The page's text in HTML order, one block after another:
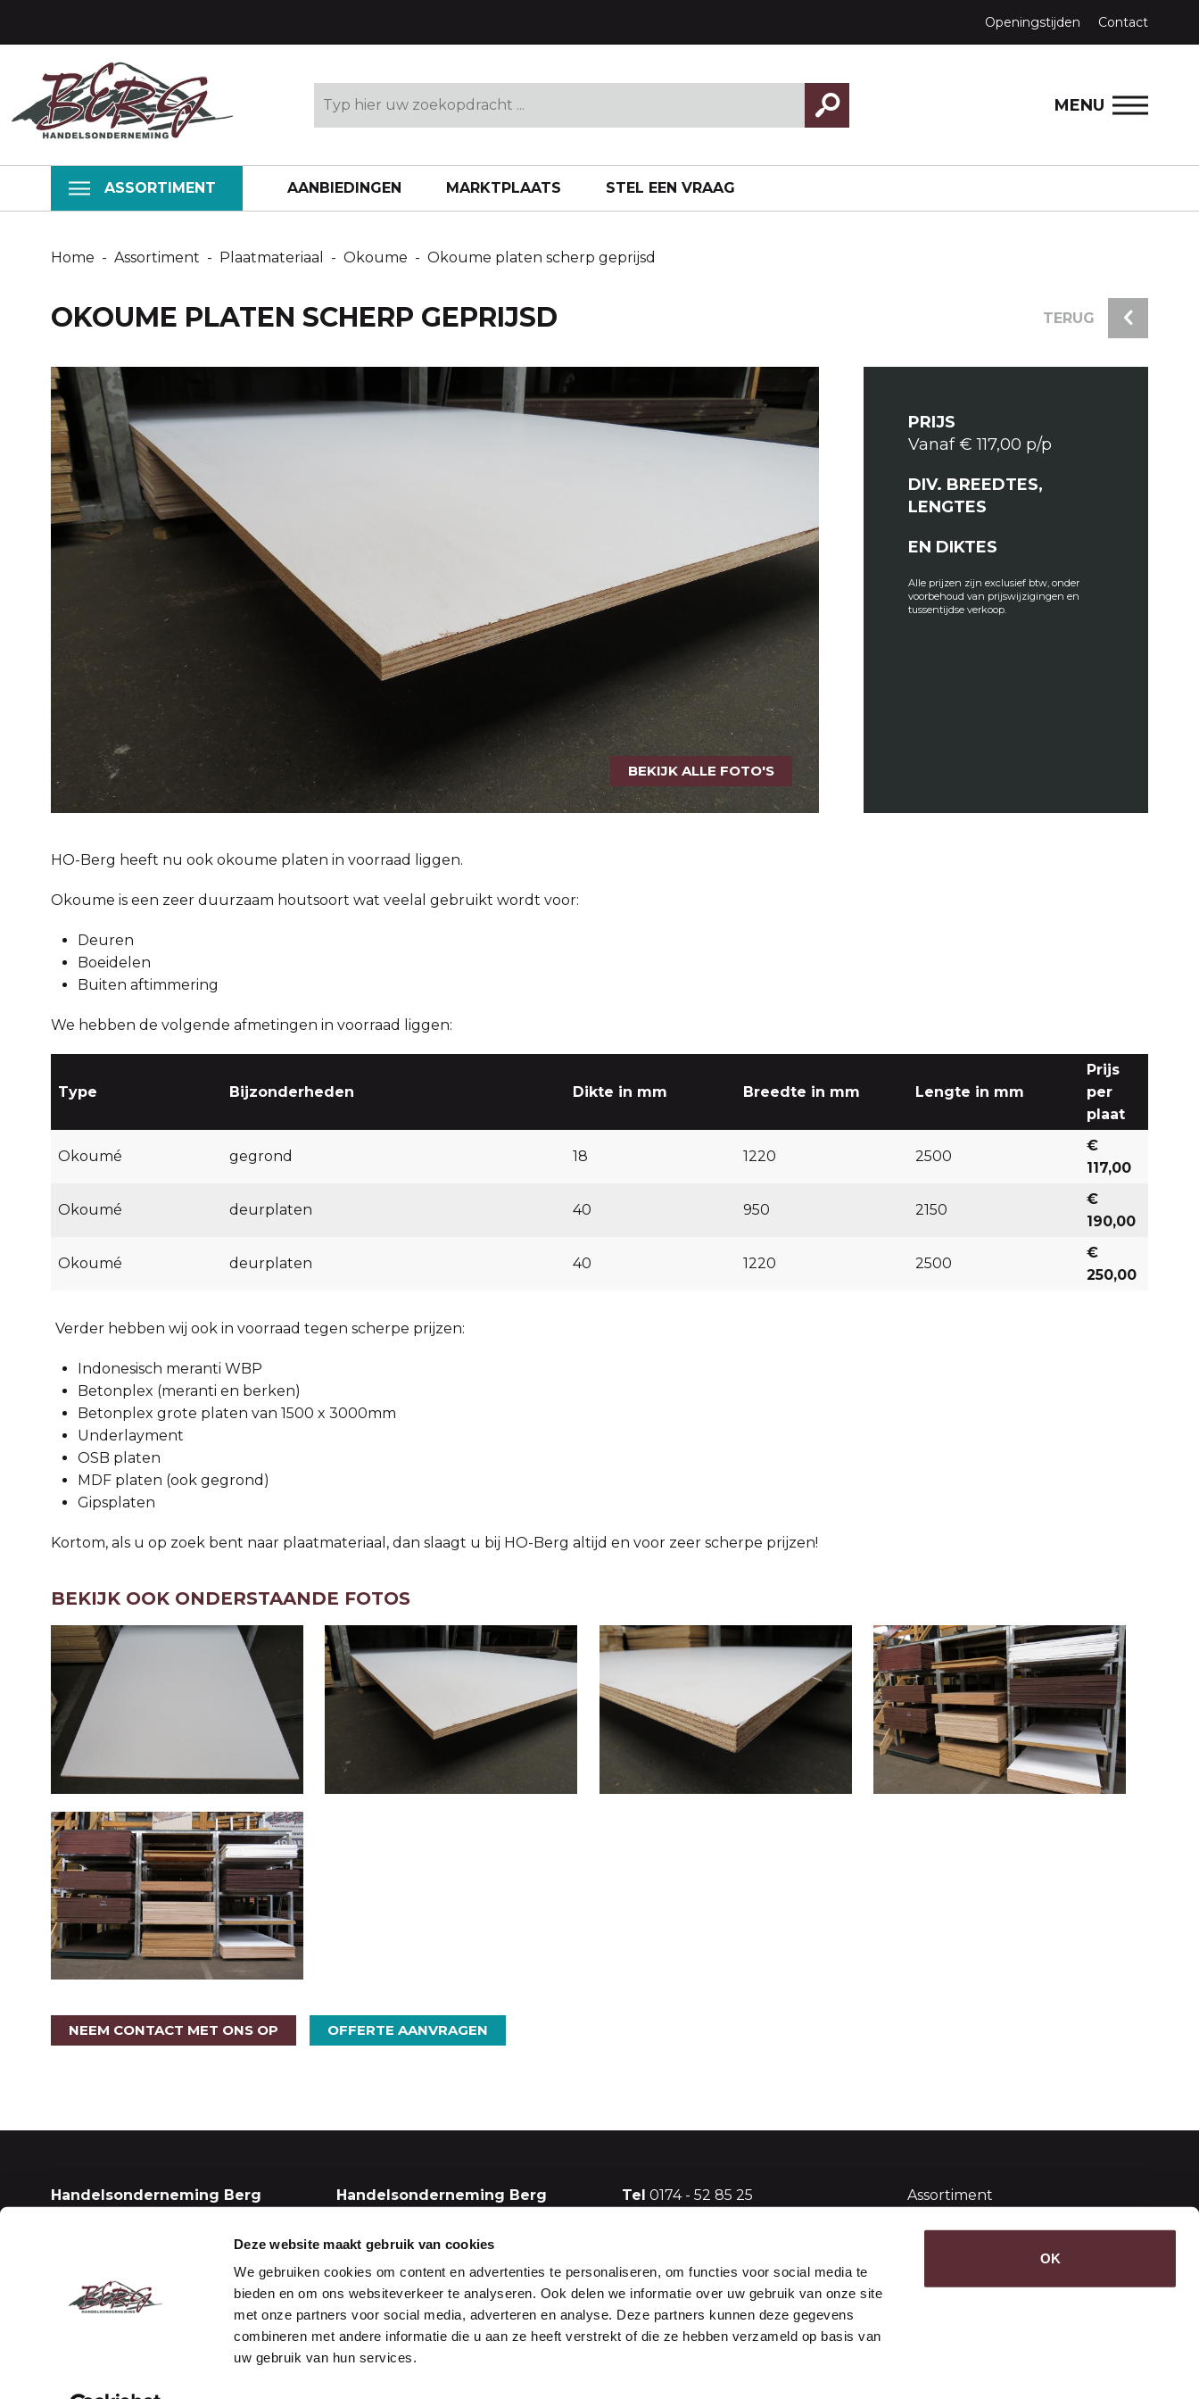
Deze website maakt gebruik van cookies
We gebruiken cookies om content en advertenties te personaliseren, om functies voor social media te
bieden en om ons websiteverkeer te analyseren. Ook delen we informatie over uw gebruik van onze site
met onze partners voor social media, adverteren en analyse. Deze partners kunnen deze gegevens
combineren met andere informatie die u aan ze heeft verstrekt of die ze hebben verzameld op basis van
uw gebruik van hun services.
OK
Openingstijden Contact
MENU
ASSORTIMENT AANBIEDINGEN MARKTPLAATS STEL EEN VRAAG
Home - Assortiment - Plaatmateriaal - Okoume - Okoume platen scherp geprijsd
TERUG
OKOUME PLATEN SCHERP GEPRIJSD
BEKIJK ALLE FOTO'S
PRIJS
Vanaf € 117,00 p/p
DIV. BREEDTES,
LENGTES
EN DIKTES
Alle prijzen zijn exclusief btw, onder
voorbehoud van prijswijzigingen en
tussentijdse verkoop.
HO-Berg heeft nu ook okoume platen in voorraad liggen.
Okoume is een zeer duurzaam houtsoort wat veelal gebruikt wordt voor:
Deuren
Boeidelen
Buiten aftimmering
We hebben de volgende afmetingen in voorraad liggen:
Type Bijzonderheden Dikte in mm Breedte in mm Lengte in mm
Prijs
per
plaat
Okoumé gegrond 18 1220 2500
€
117,00
Okoumé deurplaten 40 950 2150
€
190,00
Okoumé deurplaten 40 1220 2500
€
250,00
Verder hebben wij ook in voorraad tegen scherpe prijzen:
Indonesisch meranti WBP
Betonplex (meranti en berken)
Betonplex grote platen van 1500 x 3000mm
Underlayment
OSB platen
MDF platen (ook gegrond)
Gipsplaten
Kortom, als u op zoek bent naar plaatmateriaal, dan slaagt u bij HO-Berg altijd en voor zeer scherpe prijzen!
BEKIJK OOK ONDERSTAANDE FOTOS
NEEM CONTACT MET ONS OP OFFERTE AANVRAGEN
Handelsonderneming Berg
2676 CN Maasdijk
Handelsonderneming Berg
(Opslag)
Woutersweg 10
2691 PR 's-Gravenzande
(Terrein Brinkman)
Tel 0174 - 52 85 25
Volg ons ook op:
Assortiment